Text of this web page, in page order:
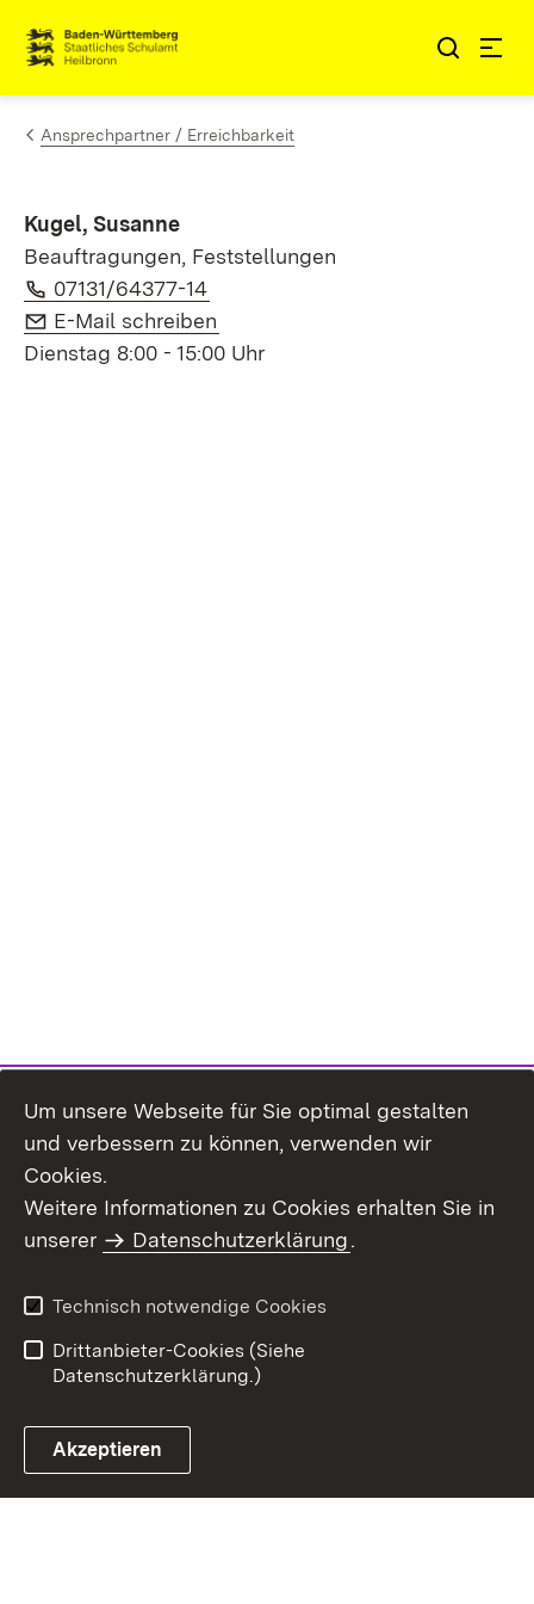
Zum Inhalt springen
Link zur Startseite
Ansprechpartner / Erreichbarkeit
Kugel, Susanne
Beauftragungen, Feststellungen
Telefon:
07131/64377-14
E-Mail:
E-Mail schreiben
Dienstag 8:00 - 15:00 Uhr
Benutzungshinweise
Erklärung zur
Um unsere Webseite für Sie optimal gestalten
und verbessern zu können, verwenden wir
Cookies.
Weitere Informationen zu Cookies erhalten Sie in
unserer
Datenschutzerklärung.
Technisch notwendige Cookies
Drittanbieter-Cookies (Siehe
Datenschutzerklärung.)
Akzeptieren